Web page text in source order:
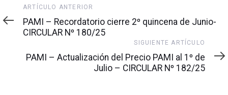
Artículo
anterior
ARTÍCULO ANTERIOR
PAMI – Recordatorio cierre 2º quincena de Junio-
CIRCULAR Nº 180/25
artículo
SIGUIENTE ARTÍCULO
PAMI – Actualización del Precio PAMI al 1º de
Julio – CIRCULAR Nº 182/25